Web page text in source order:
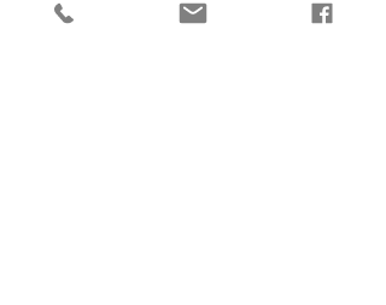
Teljes körű újrahasznosítás: a felmart és